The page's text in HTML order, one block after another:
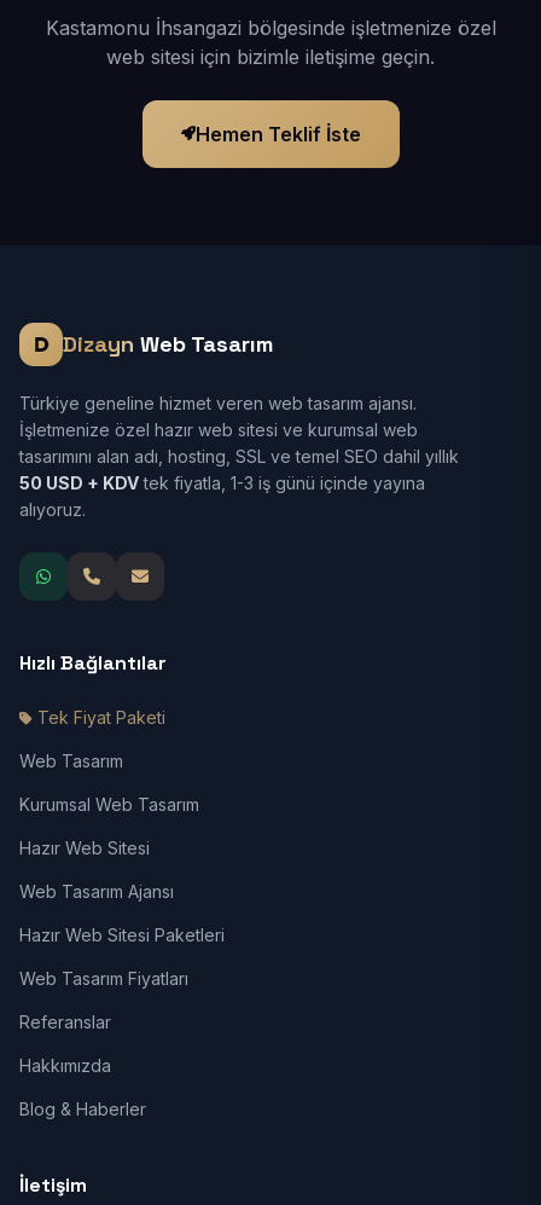
Kastamonu İhsangazi bölgesinde işletmenize özel
web sitesi için bizimle iletişime geçin.
Hemen Teklif İste
Dizayn Web Tasarım
Türkiye geneline hizmet veren web tasarım ajansı.
İşletmenize özel hazır web sitesi ve kurumsal web
tasarımını alan adı, hosting, SSL ve temel SEO dahil yıllık
50 USD + KDVtek fiyatla, 1-3 iş günü içinde yayına
alıyoruz.
Hızlı Bağlantılar
Tek Fiyat Paketi
Web Tasarım
Kurumsal Web Tasarım
Hazır Web Sitesi
Web Tasarım Ajansı
Hazır Web Sitesi Paketleri
Web Tasarım Fiyatları
Referanslar
Hakkımızda
Blog & Haberler
İletişim